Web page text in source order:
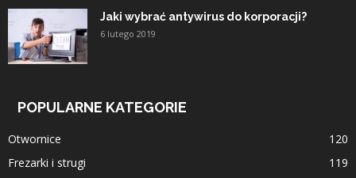
Jaki wybrać antywirus do korporacji?
6 lutego 2019
POPULARNE KATEGORIE
Otwornice
120
Frezarki i strugi
119